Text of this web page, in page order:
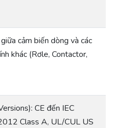
cảm biến dòng và các
khác (Rơle, Contactor,
CE đến IEC
Class A, UL/CUL US